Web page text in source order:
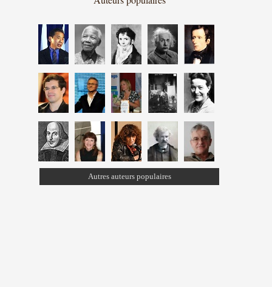
Autres auteurs populaires